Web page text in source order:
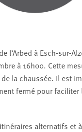
l’Arbed à Esch-sur-
à 16h00. Cette
la chaussée. Il est
fermé pour faciliter
alternatifs et